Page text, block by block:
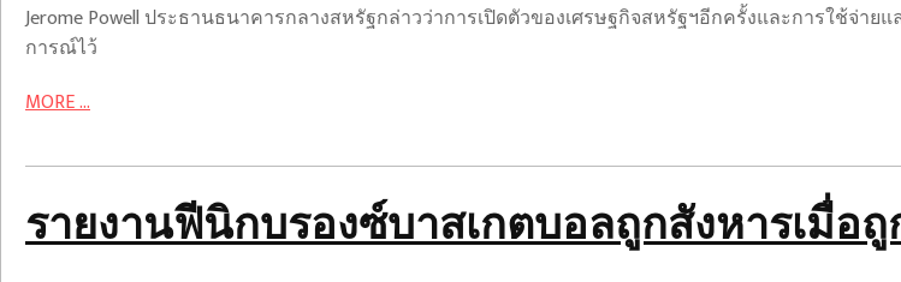
Jerome Powell ประธานธนาคารกลางสหรัฐกล่าวว่าการเปิดตัวของเศรษฐกิจสหรัฐฯอีกครั้งและการใช้จ่
การณ์ไว้
MORE ...
รายงานฟีนิกบรองซ์บาสเกตบอลถูกสังหารเมื่อ
บาสเกตบอล
ถูก
สังหาร
เมื่อ
ใน
งาน
ติด
อาวุธ
เซนต์หลุยส์
ทำลาย
คู่
ที่